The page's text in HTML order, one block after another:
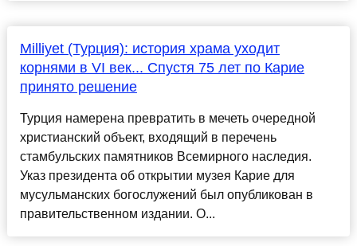
Milliyet (Турция): история храма уходит
корнями в VI век... Спустя 75 лет по Карие
принято решение
Турция намерена превратить в мечеть очередной
христианский объект, входящий в перечень
стамбульских памятников Всемирного наследия.
Указ президента об открытии музея Карие для
мусульманских богослужений был опубликован в
правительственном издании. О...